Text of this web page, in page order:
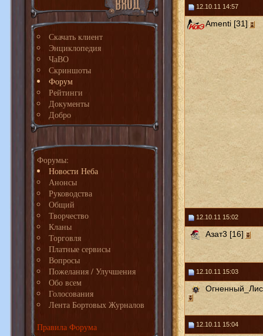
Скачать клиент
Энциклопедия
ЧаВО
Скриншоты
Форум
Рейтинги
Документы
Добро
Форумы:
Новости Неба
Анонсы
Руководства
Общий
Творчество
Кланы
Торговля
Платные сервисы
Вопросы
Пожелания / Улучшения
Обо всем
Голосования
Лента Бортовых Журналов
Правила Форума
12.10.11 14:57
Amenti [31]
12.10.11 15:02
Азат3 [16]
12.10.11 15:03
12.10.11 15:04